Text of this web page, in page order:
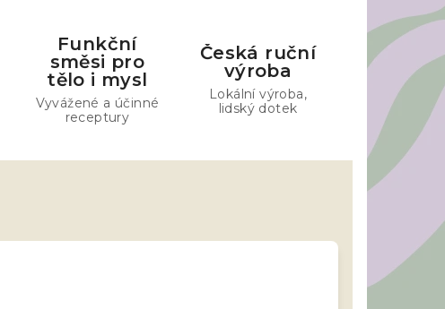
Funkční
směsi pro
tělo i mysl
Vyvážené a účinné
receptury
Česká ruční
výroba
Lokální výroba,
lidský dotek